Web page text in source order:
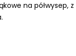
na półwysep,